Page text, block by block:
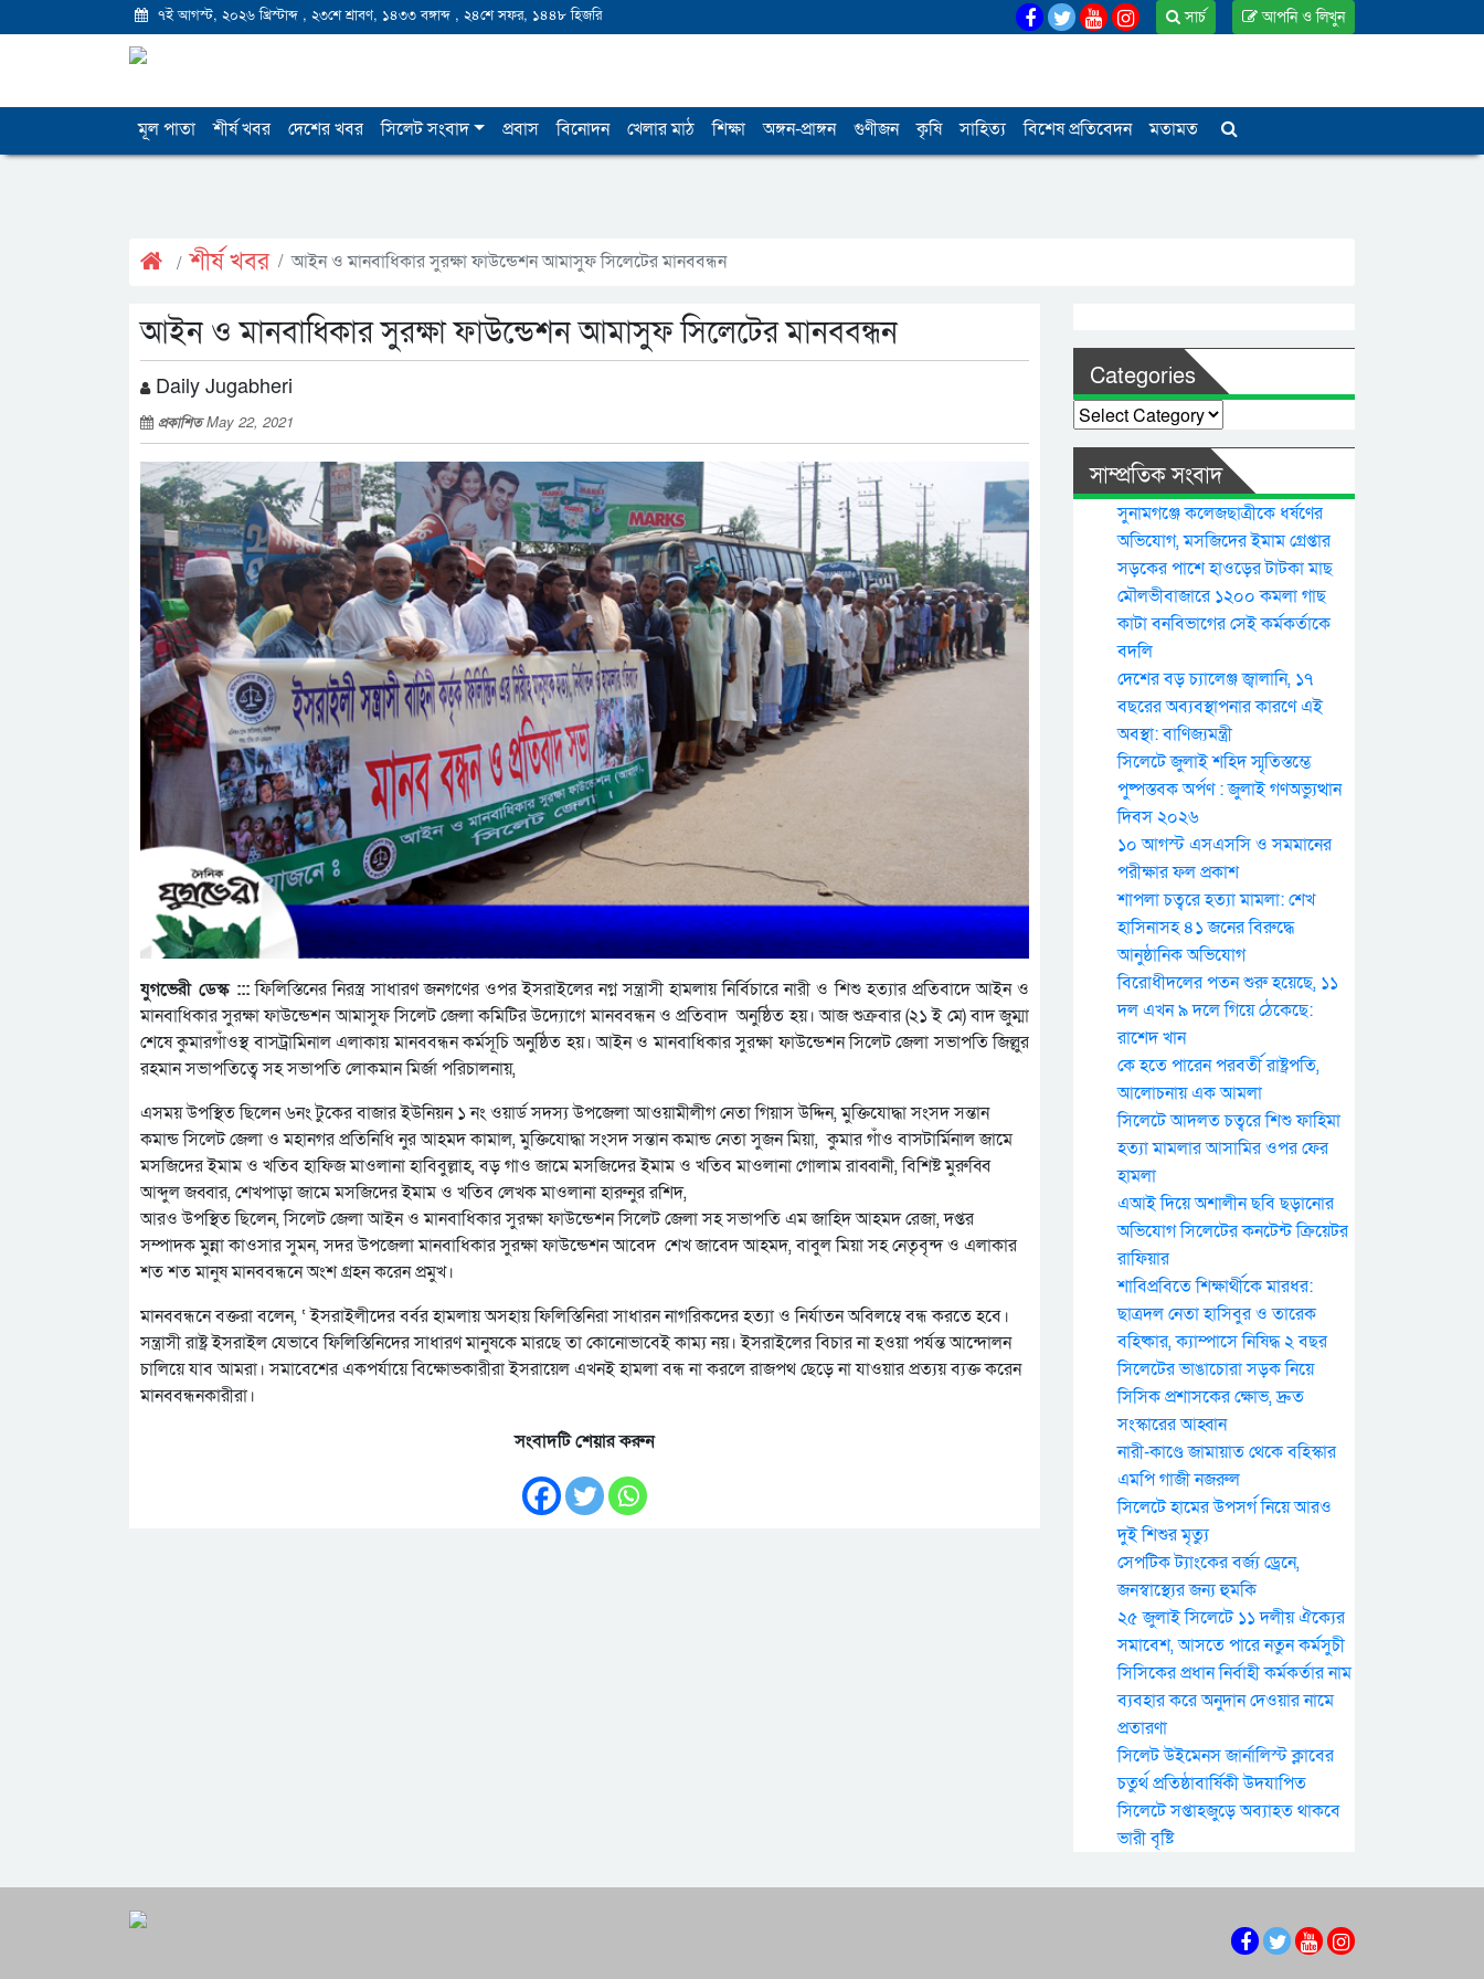
৭ই আগস্ট, ২০২৬ খ্রিস্টাব্দ , ২৩শে শ্রাবণ, ১৪৩৩ বঙ্গাব্দ , ২৪শে সফর, ১৪৪৮ হিজরি আপনি ও লিখুন
সার্চ
মূল পাতা শীর্ষ খবর দেশের খবর সিলেট সংবাদ প্রবাস বিনোদন খেলার মাঠ শিক্ষা অঙ্গন-প্রাঙ্গন গুণীজন কৃষি সাহিত্য বিশেষ প্রতিবেদন মতামত
শীর্ষ খবর আইন ও মানবাধিকার সুরক্ষা ফাউন্ডেশন আমাসুফ সিলেটের মানববন্ধন
আইন ও মানবাধিকার সুরক্ষা ফাউন্ডেশন আমাসুফ সিলেটের মানববন্ধন
Daily Jugabheri
প্রকাশিতMay 22, 2021
যুগভেরী ডেস্ক :::ফিলিস্তিনের নিরস্ত্র সাধারণ জনগণের ওপর ইসরাইলের নগ্ন সন্ত্রাসী হামলায় নির্বিচারে নারী ও শিশু হত্যার প্রতিবাদে আইন ও
মানবাধিকার সুরক্ষা ফাউন্ডেশন আমাসুফ সিলেট জেলা কমিটির উদ্যোগে মানববন্ধন ও প্রতিবাদ অনুষ্ঠিত হয়। আজ শুক্রবার (২১ ই মে) বাদ জুম্মা
শেষে কুমারগাঁওস্থ বাসট্রামিনাল এলাকায় মানববন্ধন কর্মসূচি অনুষ্ঠিত হয়। আইন ও মানবাধিকার সুরক্ষা ফাউন্ডেশন সিলেট জেলা সভাপতি জিল্লুর
রহমান সভাপতিত্বে সহ সভাপতি লোকমান মির্জা পরিচালনায়,
এসময় উপস্থিত ছিলেন ৬নং টুকের বাজার ইউনিয়ন ১ নং ওয়ার্ড সদস্য উপজেলা আওয়ামীলীগ নেতা গিয়াস উদ্দিন, মুক্তিযোদ্ধা সংসদ সন্তান
কমান্ড সিলেট জেলা ও মহানগর প্রতিনিধি নুর আহমদ কামাল, মুক্তিযোদ্ধা সংসদ সন্তান কমান্ড নেতা সুজন মিয়া, কুমার গাঁও বাসটার্মিনাল জামে
মসজিদের ইমাম ও খতিব হাফিজ মাওলানা হাবিবুল্লাহ, বড় গাও জামে মসজিদের ইমাম ও খতিব মাওলানা গোলাম রাব্বানী, বিশিষ্ট মুরুব্বি
আব্দুল জব্বার, শেখপাড়া জামে মসজিদের ইমাম ও খতিব লেখক মাওলানা হারুনুর রশিদ,
আরও উপস্থিত ছিলেন, সিলেট জেলা আইন ও মানবাধিকার সুরক্ষা ফাউন্ডেশন সিলেট জেলা সহ সভাপতি এম জাহিদ আহমদ রেজা, দপ্তর
সম্পাদক মুন্না কাওসার সুমন, সদর উপজেলা মানবাধিকার সুরক্ষা ফাউন্ডেশন আবেদ শেখ জাবেদ আহমদ, বাবুল মিয়া সহ নেতৃবৃন্দ ও এলাকার
শত শত মানুষ মানববন্ধনে অংশ গ্রহন করেন প্রমুখ।
মানববন্ধনে বক্তরা বলেন, ‘ ইসরাইলীদের বর্বর হামলায় অসহায় ফিলিস্তিনিরা সাধারন নাগরিকদের হত্যা ও নির্যাতন অবিলম্বে বন্ধ করতে হবে।
সন্ত্রাসী রাষ্ট্র ইসরাইল যেভাবে ফিলিস্তিনিদের সাধারণ মানুষকে মারছে তা কোনোভাবেই কাম্য নয়। ইসরাইলের বিচার না হওয়া পর্যন্ত আন্দোলন
চালিয়ে যাব আমরা। সমাবেশের একপর্যায়ে বিক্ষোভকারীরা ইসরায়েল এখনই হামলা বন্ধ না করলে রাজপথ ছেড়ে না যাওয়ার প্রত্যয় ব্যক্ত করেন
মানববন্ধনকারীরা।
সংবাদটি শেয়ার করুন
Categories
Categories
সাম্প্রতিক সংবাদ
সুনামগঞ্জে কলেজছাত্রীকে ধর্ষণের
অভিযোগ, মসজিদের ইমাম গ্রেপ্তার
সড়কের পাশে হাওড়ের টাটকা মাছ
মৌলভীবাজারে ১২০০ কমলা গাছ
কাটা বনবিভাগের সেই কর্মকর্তাকে
বদলি
দেশের বড় চ্যালেঞ্জ জ্বালানি, ১৭
বছরের অব্যবস্থাপনার কারণে এই
অবস্থা: বাণিজ্যমন্ত্রী
সিলেটে জুলাই শহিদ স্মৃতিস্তম্ভে
পুষ্পস্তবক অর্পণ : জুলাই গণঅভ্যুত্থান
দিবস ২০২৬
১০ আগস্ট এসএসসি ও সমমানের
পরীক্ষার ফল প্রকাশ
শাপলা চত্বরে হত্যা মামলা: শেখ
হাসিনাসহ ৪১ জনের বিরুদ্ধে
আনুষ্ঠানিক অভিযোগ
বিরোধীদলের পতন শুরু হয়েছে, ১১
দল এখন ৯ দলে গিয়ে ঠেকেছে:
রাশেদ খান
কে হতে পারেন পরবর্তী রাষ্ট্রপতি,
আলোচনায় এক আমলা
সিলেটে আদলত চত্বরে শিশু ফাহিমা
হত্যা মামলার আসামির ওপর ফের
হামলা
এআই দিয়ে অশালীন ছবি ছড়ানোর
অভিযোগ সিলেটের কনটেন্ট ক্রিয়েটর
রাফিয়ার
শাবিপ্রবিতে শিক্ষার্থীকে মারধর:
ছাত্রদল নেতা হাসিবুর ও তারেক
বহিষ্কার, ক্যাম্পাসে নিষিদ্ধ ২ বছর
সিলেটের ভাঙাচোরা সড়ক নিয়ে
সিসিক প্রশাসকের ক্ষোভ, দ্রুত
সংস্কারের আহ্বান
নারী-কাণ্ডে জামায়াত থেকে বহিস্কার
এমপি গাজী নজরুল
সিলেটে হামের উপসর্গ নিয়ে আরও
দুই শিশুর মৃত্যু
সেপটিক ট্যাংকের বর্জ্য ড্রেনে,
জনস্বাস্থ্যের জন্য হুমকি
২৫ জুলাই সিলেটে ১১ দলীয় ঐক্যের
সমাবেশ, আসতে পারে নতুন কর্মসুচী
সিসিকের প্রধান নির্বাহী কর্মকর্তার নাম
ব্যবহার করে অনুদান দেওয়ার নামে
প্রতারণা
সিলেট উইমেনস জার্নালিস্ট ক্লাবের
চতুর্থ প্রতিষ্ঠাবার্ষিকী উদযাপিত
সিলেটে সপ্তাহজুড়ে অব্যাহত থাকবে
ভারী বৃষ্টি